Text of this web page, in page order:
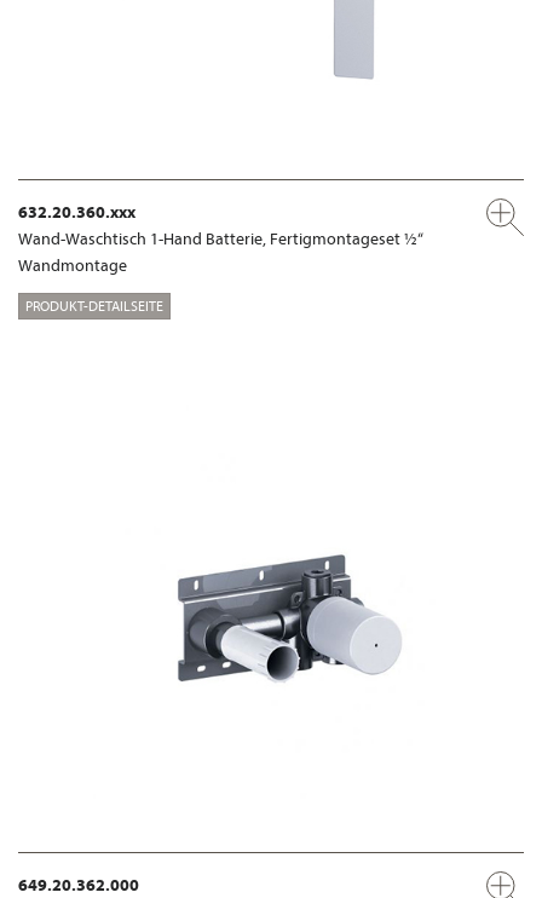
632.20.360.xxx
Wand-Waschtisch 1-Hand Batterie, Fertigmontageset ½“
Wandmontage
PRODUKT-DETAILSEITE
649.20.362.000